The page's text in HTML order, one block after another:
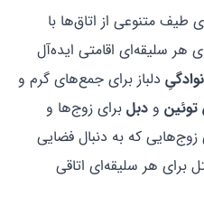
ی طیف متنوعی از اتاق‌ها با
هر سلیقه‌ای اقامتی ایده‌آل
دلباز برای جمع‌های گرم و
و دبل برای زوج‌ها و
زوج‌هایی که به دنبال فضایی
هر سلیقه‌ای اتاقی